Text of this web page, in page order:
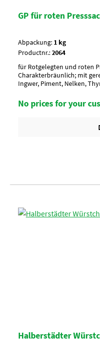
GP für roten
Abpackung: 1 kg
Productnr.:2064
für Rotgelegten und roten
Charakterbräunlich; mit
Ingwer, Piment, Nelken,
Krt. (DF 100) / 36 Krt. per
No prices for your
Halberstädter